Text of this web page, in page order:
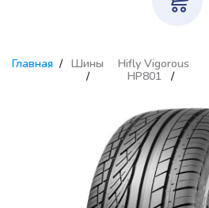
Главная Шины
Hifly Vigorous
HP801